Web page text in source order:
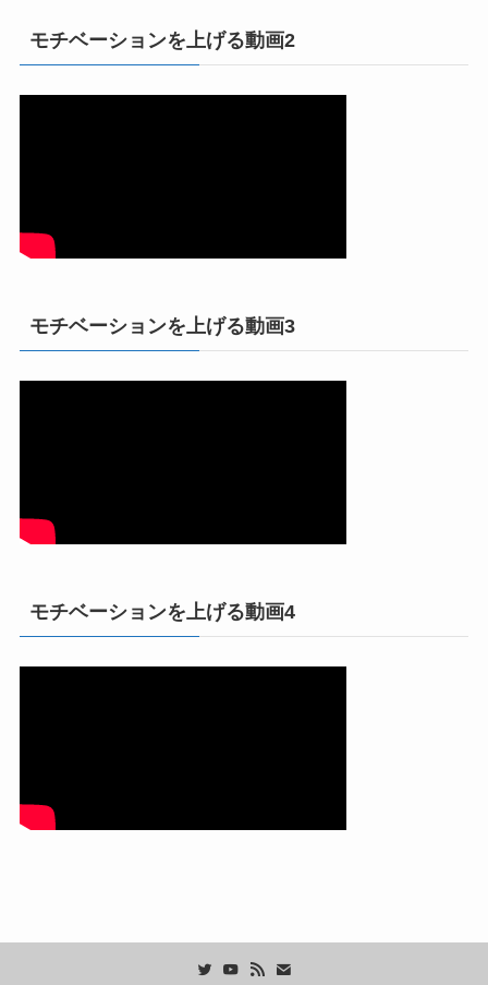
モチベーションを上げる動画2
モチベーションを上げる動画3
モチベーションを上げる動画4